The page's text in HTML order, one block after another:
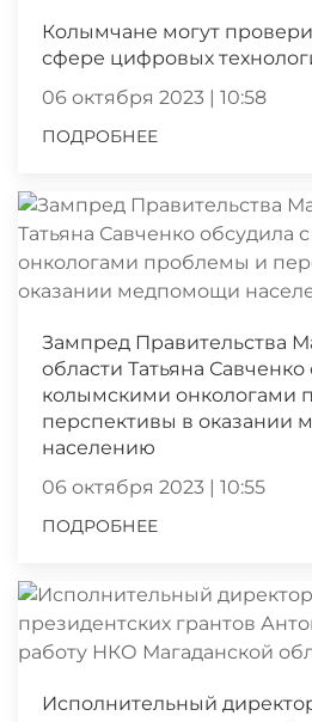
Колымчане могут
сфере цифровых
06 октября 2023 | 10:58
ПОДРОБНЕЕ
Зампред Правительства
области Татьяна Савченко
колымскими онкологами
перспективы в оказании
населению
06 октября 2023 | 10:55
ПОДРОБНЕЕ
Исполнительный